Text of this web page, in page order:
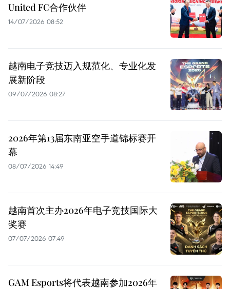
United FC合作伙伴
14/07/2026 08:52
越南电子竞技迈入规范化、专业化发
展新阶段
09/07/2026 08:27
2026年第13届东南亚空手道锦标赛开
幕
08/07/2026 14:49
越南首次主办2026年电子竞技国际大
奖赛
07/07/2026 07:49
GAM Esports将代表越南参加2026年